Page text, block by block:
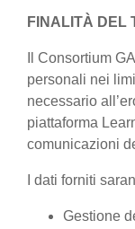
FINALITÀ DEL
Il Consortium
personali nei
necessario
piattaforma
comunicazioni
I dati forniti
Gestione